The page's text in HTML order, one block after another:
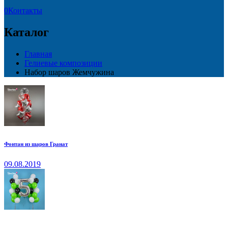
0Контакты
Каталог
Главная
Гелиевые композиции
Набор шаров Жемчужина
Фонтан из шаров Гранат
09.08.2019